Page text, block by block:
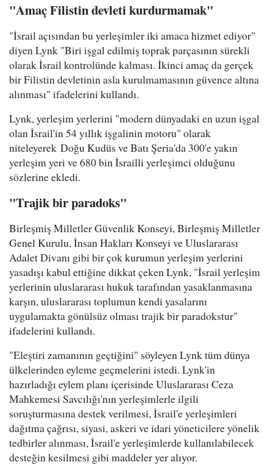
"Amaç Filistin devleti kurdurmamak"
"İsrail açısından bu yerleşimler iki amaca hizmet ediyor"
diyen Lynk "Biri işgal edilmiş toprak parçasının sürekli
olarak İsrail kontrolünde kalması. İkinci amaç da gerçek
bir Filistin devletinin asla kurulmamasının güvence altına
alınması" ifadelerini kullandı.
Lynk, yerleşim yerlerini "modern dünyadaki en uzun işgal
olan İsrail'in 54 yıllık işgalinin motoru" olarak
niteleyerek Doğu Kudüs ve Batı Şeria'da 300'e yakın
yerleşim yeri ve 680 bin İsrailli yerleşimci olduğunu
sözlerine ekledi.
"Trajik bir paradoks"
Birleşmiş Milletler Güvenlik Konseyi, Birleşmiş Milletler
Genel Kurulu, İnsan Hakları Konseyi ve Uluslararası
Adalet Divanı gibi bir çok kurumun yerleşim yerlerini
yasadışı kabul ettiğine dikkat çeken Lynk, "İsrail yerleşim
yerlerinin uluslararası hukuk tarafından yasaklanmasına
karşın, uluslararası toplumun kendi yasalarını
uygulamakta gönülsüz olması trajik bir paradokstur"
ifadelerini kullandı.
"Eleştiri zamanının geçtiğini" söyleyen Lynk tüm dünya
ülkelerinden eyleme geçmelerini istedi. Lynk'in
hazırladığı eylem planı içerisinde Uluslararası Ceza
Mahkemesi Savcılığı'nın yerleşimlerle ilgili
soruşturmasına destek verilmesi, İsrail'e yerleşimleri
dağıtma çağrısı, siyasi, askeri ve idari yöneticilere yönelik
tedbirler alınması, İsrail'e yerleşimlerde kullanılabilecek
desteğin kesilmesi gibi maddeler yer alıyor.